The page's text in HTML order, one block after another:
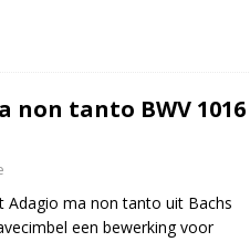
non tanto BWV 1016
Adagio ma non tanto uit Bachs
een bewerking voor